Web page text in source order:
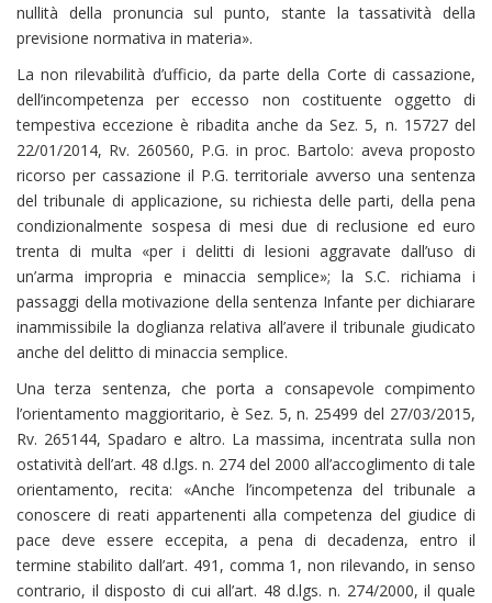
nullità della pronuncia sul punto, stante la tassatività della
previsione normativa in materia».
La non rilevabilità d’ufficio, da parte della Corte di cassazione,
dell’incompetenza per eccesso non costituente oggetto di
tempestiva eccezione è ribadita anche da Sez. 5, n. 15727 del
22/01/2014, Rv. 260560, P.G. in proc. Bartolo: aveva proposto
ricorso per cassazione il P.G. territoriale avverso una sentenza
del tribunale di applicazione, su richiesta delle parti, della pena
condizionalmente sospesa di mesi due di reclusione ed euro
trenta di multa «per i delitti di lesioni aggravate dall’uso di
un’arma impropria e minaccia semplice»; la S.C. richiama i
passaggi della motivazione della sentenza Infante per dichiarare
inammissibile la doglianza relativa all’avere il tribunale giudicato
anche del delitto di minaccia semplice.
Una terza sentenza, che porta a consapevole compimento
l’orientamento maggioritario, è Sez. 5, n. 25499 del 27/03/2015,
Rv. 265144, Spadaro e altro. La massima, incentrata sulla non
ostatività dell’art. 48 d.lgs. n. 274 del 2000 all’accoglimento di tale
orientamento, recita: «Anche l’incompetenza del tribunale a
conoscere di reati appartenenti alla competenza del giudice di
pace deve essere eccepita, a pena di decadenza, entro il
termine stabilito dall’art. 491, comma 1, non rilevando, in senso
contrario, il disposto di cui all’art. 48 d.lgs. n. 274/2000, il quale